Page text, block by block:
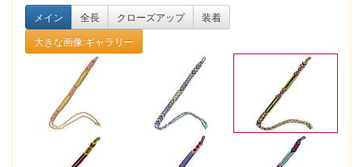
メイン 全長 クローズアップ
装着
大きな画像:ギャラリー